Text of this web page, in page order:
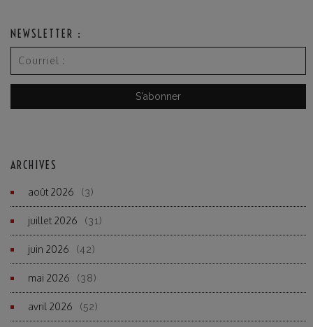
NEWSLETTER :
ARCHIVES
août 2026 (3)
juillet 2026 (31)
juin 2026 (42)
mai 2026 (38)
avril 2026 (52)